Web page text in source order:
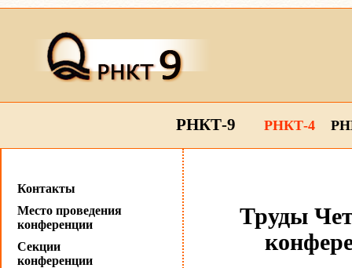
РНКТ-9 РНКТ-4
Контакты
Место проведения
конференции
Секции
конференции
Труды